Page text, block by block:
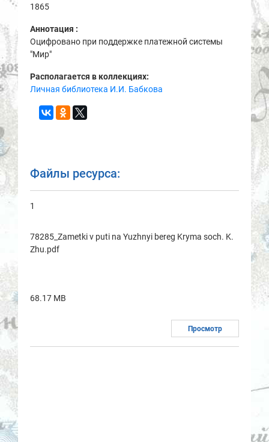
1865
Аннотация :
Оцифровано при поддержке платежной системы
"Мир"
Располагается в коллекциях:
Личная библиотека И.И. Бабкова
Файлы ресурса:
1
78285_Zametki v puti na Yuzhnyi bereg Kryma soch. K.
Zhu.pdf
68.17 MB
Просмотр